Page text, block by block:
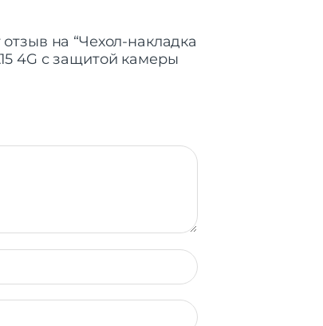
на “Чехол-накладка
4G с защитой камеры